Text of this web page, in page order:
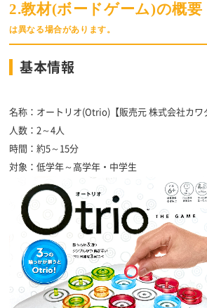
2.教材(ボードゲーム)の概
は異なる場合があります。
基本情報
名称：オートリオ(Otrio)【販売元 株式会社カワ
人数：2～4人
時間：約5～15分
対象：低学年～高学年・中学生